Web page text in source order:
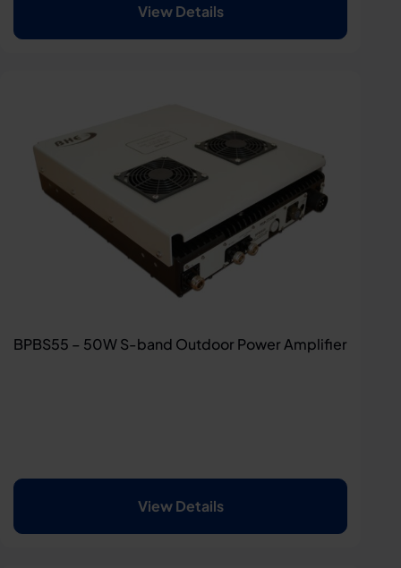
View Details
BPBS55 – 50W S-band Outdoor Power Amplifier
View Details